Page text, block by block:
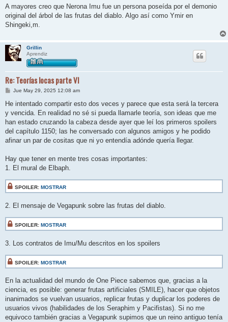
A mayores creo que Nerona Imu fue un persona poseída por el demonio
original del árbol de las frutas del diablo. Algo así como Ymir en
Shingeki,m.
Grillin
Aprendiz
Re: Teorías locas parte VI
M
n
a
j
Jue May 29, 2025 12:08 am
He intentado compartir esto dos veces y parece que esta será la tercera
y vencida. En realidad no sé si pueda llamarle teoría, son ideas que me
han estado cruzando la cabeza desde ayer que leí los primeros spoilers
del capítulo 1150; las he conversado con algunos amigos y he podido
afinar un par de cositas que ni yo entendía adónde quería llegar.
Hay que tener en mente tres cosas importantes:
1. El mural de Elbaph.
SPOILER: MOSTRAR
2. El mensaje de Vegapunk sobre las frutas del diablo.
SPOILER: MOSTRAR
3. Los contratos de Imu/Mu descritos en los spoilers
SPOILER: MOSTRAR
En la actualidad del mundo de One Piece sabemos que, gracias a la
ciencia, es posible: generar frutas artificiales (SMILE), hacer que objetos
inanimados se vuelvan usuarios, replicar frutas y duplicar los poderes de
usuarios vivos (habilidades de los Seraphim y Pacifistas). Si no me
equivoco también gracias a Vegapunk supimos que un reino antiguo tenía